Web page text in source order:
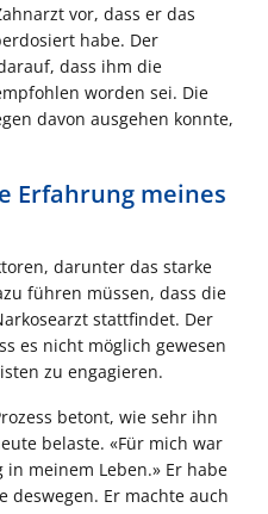
vor, dass er das
habe. Der
dass ihm die
worden sei. Die
davon ausgehen konnte,
Erfahrung meines
darunter das starke
führen müssen, dass die
stattfindet. Der
es nicht möglich gewesen
zu engagieren.
betont, wie sehr ihn
belaste. «Für mich war
meinem Leben.» Er habe
deswegen. Er machte auch